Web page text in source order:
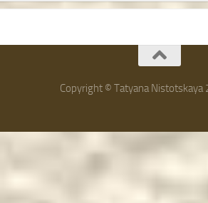
Copyright © Tatyana Nistotskaya